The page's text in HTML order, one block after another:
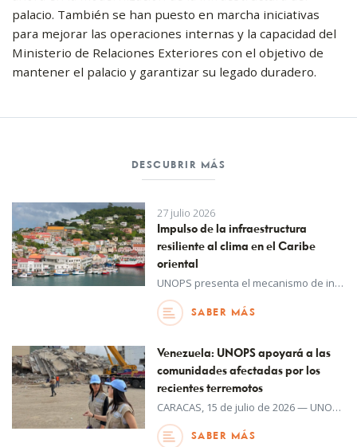
palacio. También se han puesto en marcha iniciativas
para mejorar las operaciones internas y la capacidad del
Ministerio de Relaciones Exteriores con el objetivo de
mantener el palacio y garantizar su legado duradero.
DESCUBRIR MÁS
27 julio 2026
Impulso de la infraestructura
resiliente al clima en el Caribe
oriental
UNOPS presenta el mecanismo de intercambio de capacidades e implementación de infraestructura resiliente (RIISE), una iniciativa financiada por Canadá, a su red única de entidades para las que actúa como organismo anfitrión.
SABER MÁS
Venezuela: UNOPS apoyará a las
comunidades afectadas por los
recientes terremotos
CARACAS, 15 de julio de 2026 — UNOPS acaba de concluir una misión en Venezuela para apoyar los esfuerzos de respuesta y recuperación tras el devastador terremoto.
SABER MÁS